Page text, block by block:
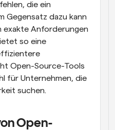
die ein
exakte Anforderungen
so eine
Open-Source-Tools
für Unternehmen, die
suchen.
Open-